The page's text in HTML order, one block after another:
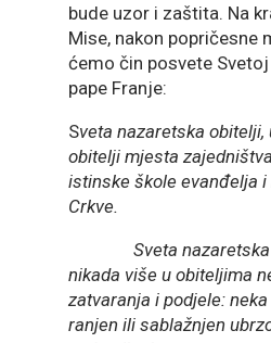
bude uzor i zaštita. Na
Mise, nakon popričesne
ćemo čin posvete
pape Franje:
Sveta nazaretska obitelji,
obitelji mjesta
istinske škole evanđelja
Crkve.
Sveta nazaretska
nikada više u obiteljima
zatvaranja i podjele:
ranjen ili sablažnjen